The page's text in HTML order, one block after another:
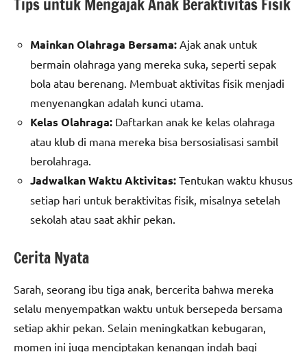
Mainkan Olahraga Bersama: Ajak anak untuk
bermain olahraga yang mereka suka, seperti sepak
bola atau berenang. Membuat aktivitas fisik menjadi
menyenangkan adalah kunci utama.
Kelas Olahraga: Daftarkan anak ke kelas olahraga
atau klub di mana mereka bisa bersosialisasi sambil
berolahraga.
Jadwalkan Waktu Aktivitas: Tentukan waktu khusus
setiap hari untuk beraktivitas fisik, misalnya setelah
sekolah atau saat akhir pekan.
Cerita Nyata
Sarah, seorang ibu tiga anak, bercerita bahwa mereka
selalu menyempatkan waktu untuk bersepeda bersama
setiap akhir pekan. Selain meningkatkan kebugaran,
momen ini juga menciptakan kenangan indah bagi